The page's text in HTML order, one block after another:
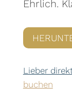
Ehrlich.
Lieber
buchen